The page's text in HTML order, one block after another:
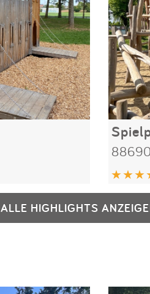
ALLE HIGHLIGHTS